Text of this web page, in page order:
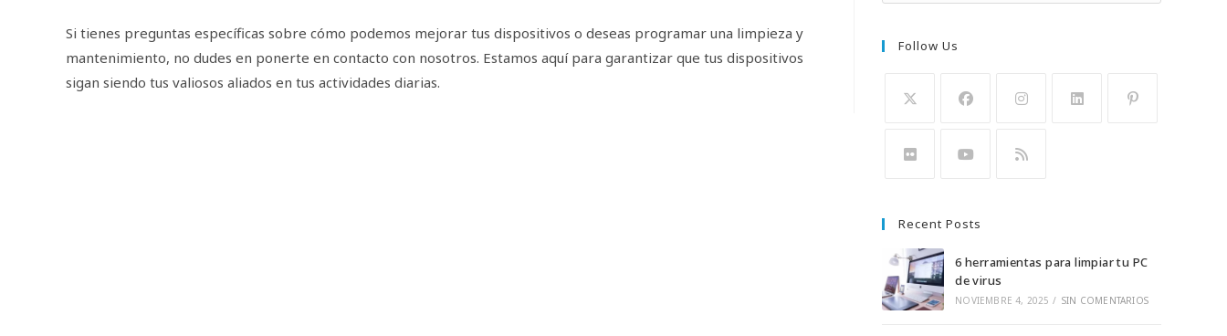
Si tienes preguntas específicas sobre cómo podemos mejorar tus dispositivos o deseas programar una limpieza y
mantenimiento, no dudes en ponerte en contacto con nosotros. Estamos aquí para garantizar que tus dispositivos
sigan siendo tus valiosos aliados en tus actividades diarias.
Follow Us
abre
nueva
pestaña
abre
nueva
pestaña
abre
en
una
nueva
pestaña
una
nueva
pestaña
una
nueva
pestaña
Recent Posts
6 herramientas para limpiar tu PC
de virus
NOVIEMBRE 4, 2025 / SIN COMENTARIOS